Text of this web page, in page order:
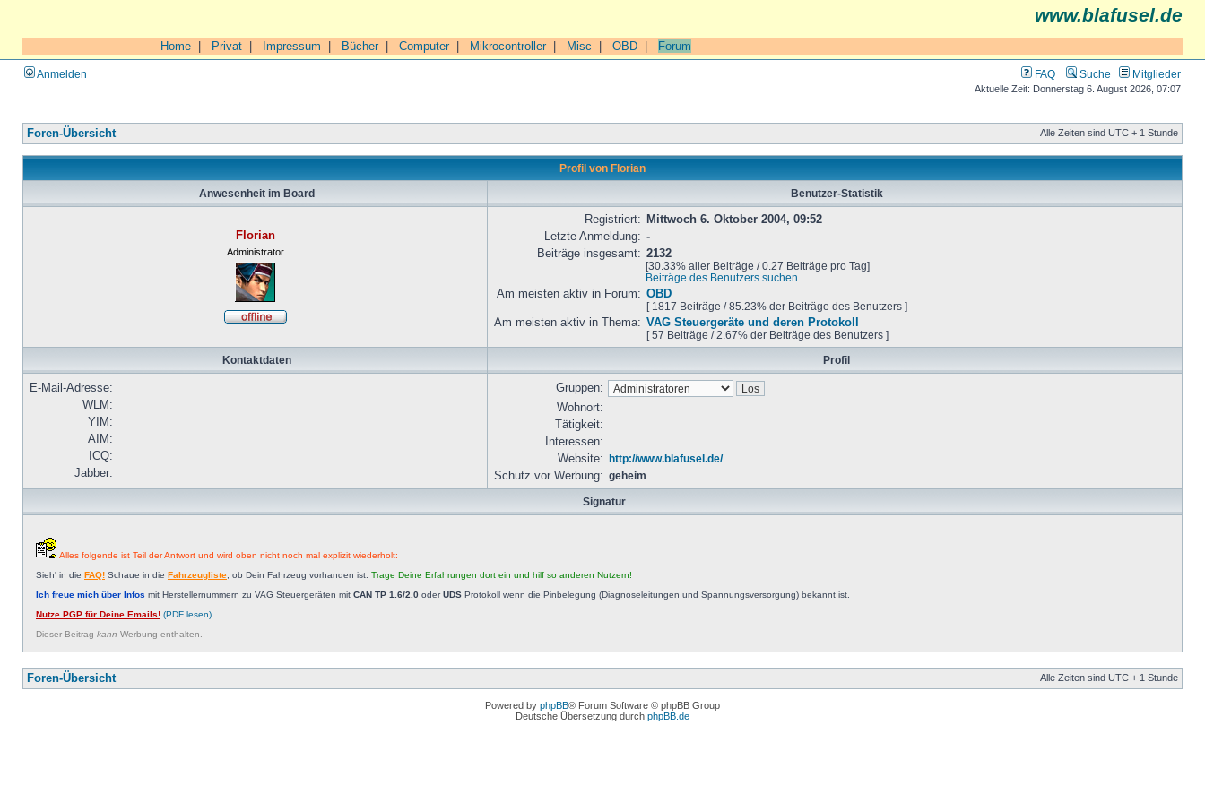
www.blafusel.de
Home Privat Impressum Bücher| Computer| Mikrocontroller| Misc OBD Forum
Anmelden FAQ Suche Mitglieder
Aktuelle Zeit: Donnerstag 6. August 2026, 07:07
Foren-Übersicht Alle Zeiten sind UTC + 1 Stunde
Profil von Florian
Anwesenheit im Board Benutzer-Statistik
Florian
Administrator
Registriert:
Mittwoch 6. Oktober 2004, 09:52
Letzte Anmeldung: -
Beiträge insgesamt: 2132
[30.33% aller Beiträge / 0.27 Beiträge pro Tag]
Beiträge des Benutzers suchen
Am meisten aktiv in Forum: OBD
[ 1817 Beiträge / 85.23% der Beiträge des Benutzers ]
Am meisten aktiv in Thema: VAG Steuergeräte und deren Protokoll
[ 57 Beiträge / 2.67% der Beiträge des Benutzers ]
Kontaktdaten Profil
E-Mail-Adresse:
WLM:
YIM:
AIM:
ICQ:
Jabber:
Gruppen:
Wohnort:
Tätigkeit:
Interessen:
Website: http://www.blafusel.de/
Schutz vor Werbung: geheim
Signatur
Alles folgende ist Teil der Antwort und wird oben nicht noch mal explizit wiederholt:
Sieh' in die FAQ! Schaue in die Fahrzeugliste , ob Dein Fahrzeug vorhanden ist. Trage Deine Erfahrungen dort ein und hilf so anderen Nutzern!
Ich freue mich über Infos mit Herstellernummern zu VAG Steuergeräten mit CAN TP 1.6/2.0 oderUDS Protokoll wenn die Pinbelegung (Diagnoseleitungen und Spannungsversorgung) bekannt ist.
Nutze PGP für Deine Emails! (PDF lesen)
Dieser Beitrag kann Werbung enthalten.
Foren-Übersicht Alle Zeiten sind UTC + 1 Stunde
Powered by phpBB® Forum Software © phpBB Group
Deutsche Übersetzung durch phpBB.de